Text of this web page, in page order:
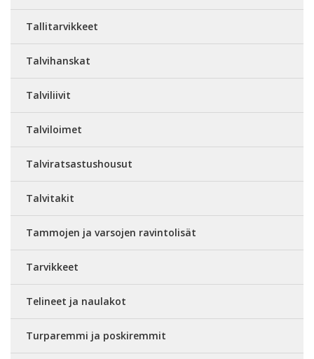
Tallitarvikkeet
Talvihanskat
Talviliivit
Talviloimet
Talviratsastushousut
Talvitakit
Tammojen ja varsojen ravintolisät
Tarvikkeet
Telineet ja naulakot
Turparemmi ja poskiremmit